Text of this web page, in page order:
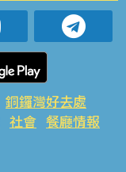
銅鑼灣好去處
社會 餐廳情報